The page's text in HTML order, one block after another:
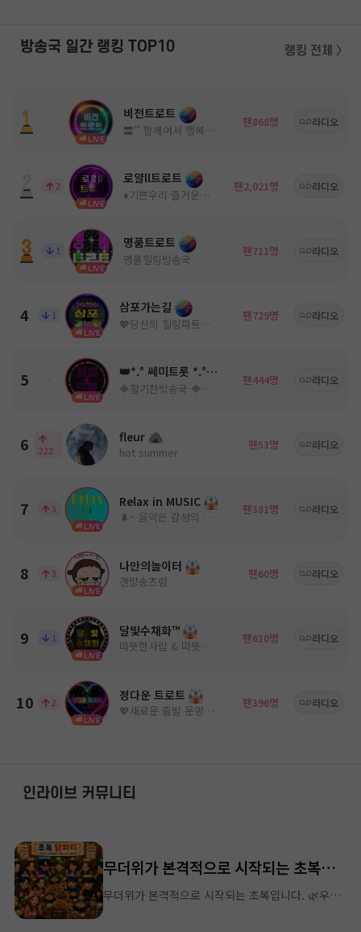
방송국 일간 랭킹 TOP10 랭킹 전체 〉
-
LIVE
비전트로트
〓˚˚ 함께여서 행복한 고품격 방송국 ˚˚〓
팬868명 라디오
2
LIVE
로얄ll트로트
♦️기쁜우리 즐거운우리♦️
팬2,021명 라디오
1
LIVE
명품트로트
명품힐링방송국
팬711명 라디오
4 1
LIVE
삼포가는길
💖당신의 힐링파트너💖ノ。담: ◈
팬729명 라디오
5 -
LIVE
👑*.° 쎄미트롯 *.°👑
🔶활기찬방송국 🔶쎄미트롯🔶
팬444명 라디오
6 222
fleur
hot summer
팬53명 라디오
7 3
LIVE
Relax in MUSIC
🌲~ 음악은 감성의 움직임을 유도한다! ~🌳
팬381명 라디오
8 3
LIVE
나만의놀이터
갠방송츠럼
팬60명 라디오
9 1
LIVE
달빛수채화™
따뜻한사람 & 따뜻한음악
팬610명 라디오
10 2
LIVE
정다운 트로트
💖새로운 출발 운영진모심💖
팬396명 라디오
인라이브 커뮤니티
무더위가 본격적으로 시작되는 초복입니다. 이미지 제작(feat.쪼맹)
무더위가 본격적으로 시작되는 초복입니다. 🌿우리 ALL MUSIC 파라파라 방송국 가족 여러분, 오늘만큼은 바쁜 일상 속에서도 맛있는 보양식 한 그릇 드시고 건강 잘 챙기시길 바랍니다.